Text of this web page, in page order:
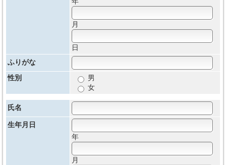
月
日
ふりがな
性別
男
女
氏名
生年月日
年
月